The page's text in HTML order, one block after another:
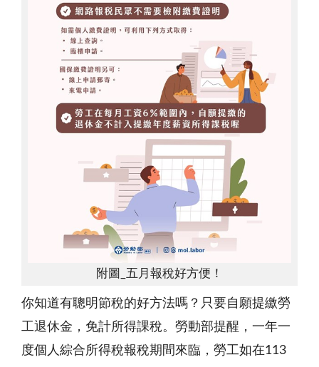
附圖_五月報稅好方便！
你知道有聰明節稅的好方法嗎？只要自願提繳勞
工退休金，免計所得課稅。勞動部提醒，一年一
度個人綜合所得稅報稅期間來臨，勞工如在113